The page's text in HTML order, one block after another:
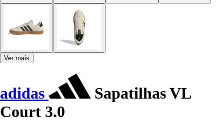
Ver mais
adidas
Sapatilhas VL
Court 3.0